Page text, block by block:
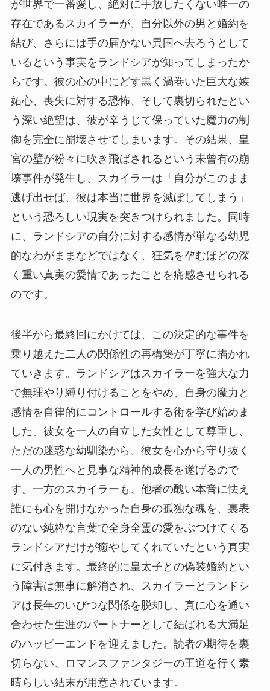
が世界で一番愛し、絶対に手放したくない唯一の
存在であるスカイラーが、自分以外の男と婚約を
結び、さらには手の届かない異国へ去ろうとして
いるという事実をランドシアが知ってしまったか
らです。彼の心の中にどす黒く渦巻いた巨大な嫉
妬心、喪失に対する恐怖、そして裏切られたとい
う深い絶望は、彼が辛うじて保っていた魔力の制
御を完全に崩壊させてしまいます。その結果、皇
宮の壁が粉々に吹き飛ばされるという未曾有の崩
壊事件が発生し、スカイラーは「自分がこのまま
逃げ出せば、彼は本当に世界を滅ぼしてしまう」
という恐ろしい現実を突きつけられました。同時
に、ランドシアの自分に対する感情が単なる幼児
的なわがままなどではなく、狂気を孕むほどの深
く重い真実の愛情であったことを痛感させられる
のです。
後半から最終回にかけては、この決定的な事件を
乗り越えた二人の関係性の再構築が丁寧に描かれ
ていきます。ランドシアはスカイラーを強大な力
で無理やり縛り付けることをやめ、自身の魔力と
感情を自律的にコントロールする術を学び始めま
した。彼女を一人の自立した女性として尊重し、
ただの迷惑な幼馴染から、彼女を心から守り抜く
一人の男性へと見事な精神的成長を遂げるので
す。一方のスカイラーも、他者の醜い本音に怯え
誰にも心を開けなかった自身の孤独な魂を、裏表
のない純粋な言葉で全身全霊の愛をぶつけてくる
ランドシアだけが癒やしてくれていたという真実
に気付きます。最終的に皇太子との偽装婚約とい
う障害は無事に解消され、スカイラーとランドシ
アは長年のいびつな関係を脱却し、真に心を通い
合わせた生涯のパートナーとして結ばれる大満足
のハッピーエンドを迎えました。読者の期待を裏
切らない、ロマンスファンタジーの王道を行く素
晴らしい結末が用意されています。